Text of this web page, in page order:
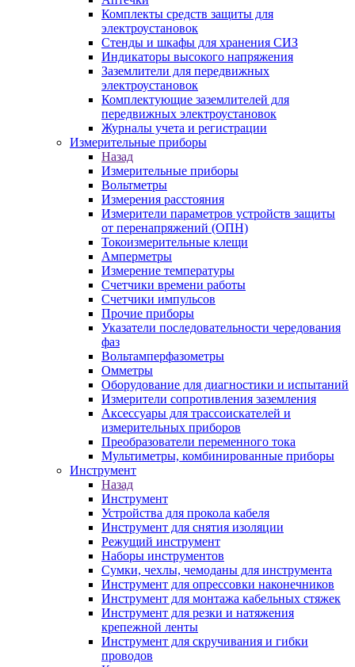
Комплекты средств защиты для
электроустановок
Стенды и шкафы для хранения СИЗ
Индикаторы высокого напряжения
Заземлители для передвижных
электроустановок
Комплектующие заземлителей для
передвижных электроустановок
Журналы учета и регистрации
Измерительные приборы
Назад
Измерительные приборы
Вольтметры
Измерения расстояния
Измерители параметров устройств защиты
от перенапряжений (ОПН)
Токоизмерительные клещи
Амперметры
Измерение температуры
Счетчики времени работы
Счетчики импульсов
Прочие приборы
Указатели последовательности чередования
фаз
Вольтамперфазометры
Омметры
Оборудование для диагностики и испытаний
Измерители сопротивления заземления
Аксессуары для трассоискателей и
измерительных приборов
Преобразователи переменного тока
Мультиметры, комбинированные приборы
Инструмент
Назад
Инструмент
Устройства для прокола кабеля
Инструмент для снятия изоляции
Режущий инструмент
Наборы инструментов
Сумки, чехлы, чемоданы для инструмента
Инструмент для опрессовки наконечников
Инструмент для монтажа кабельных стяжек
Инструмент для резки и натяжения
крепежной ленты
Инструмент для скручивания и гибки
проводов